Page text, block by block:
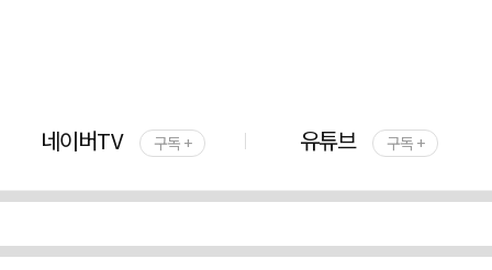
네이버TV 구독 + 유튜브 구독 +